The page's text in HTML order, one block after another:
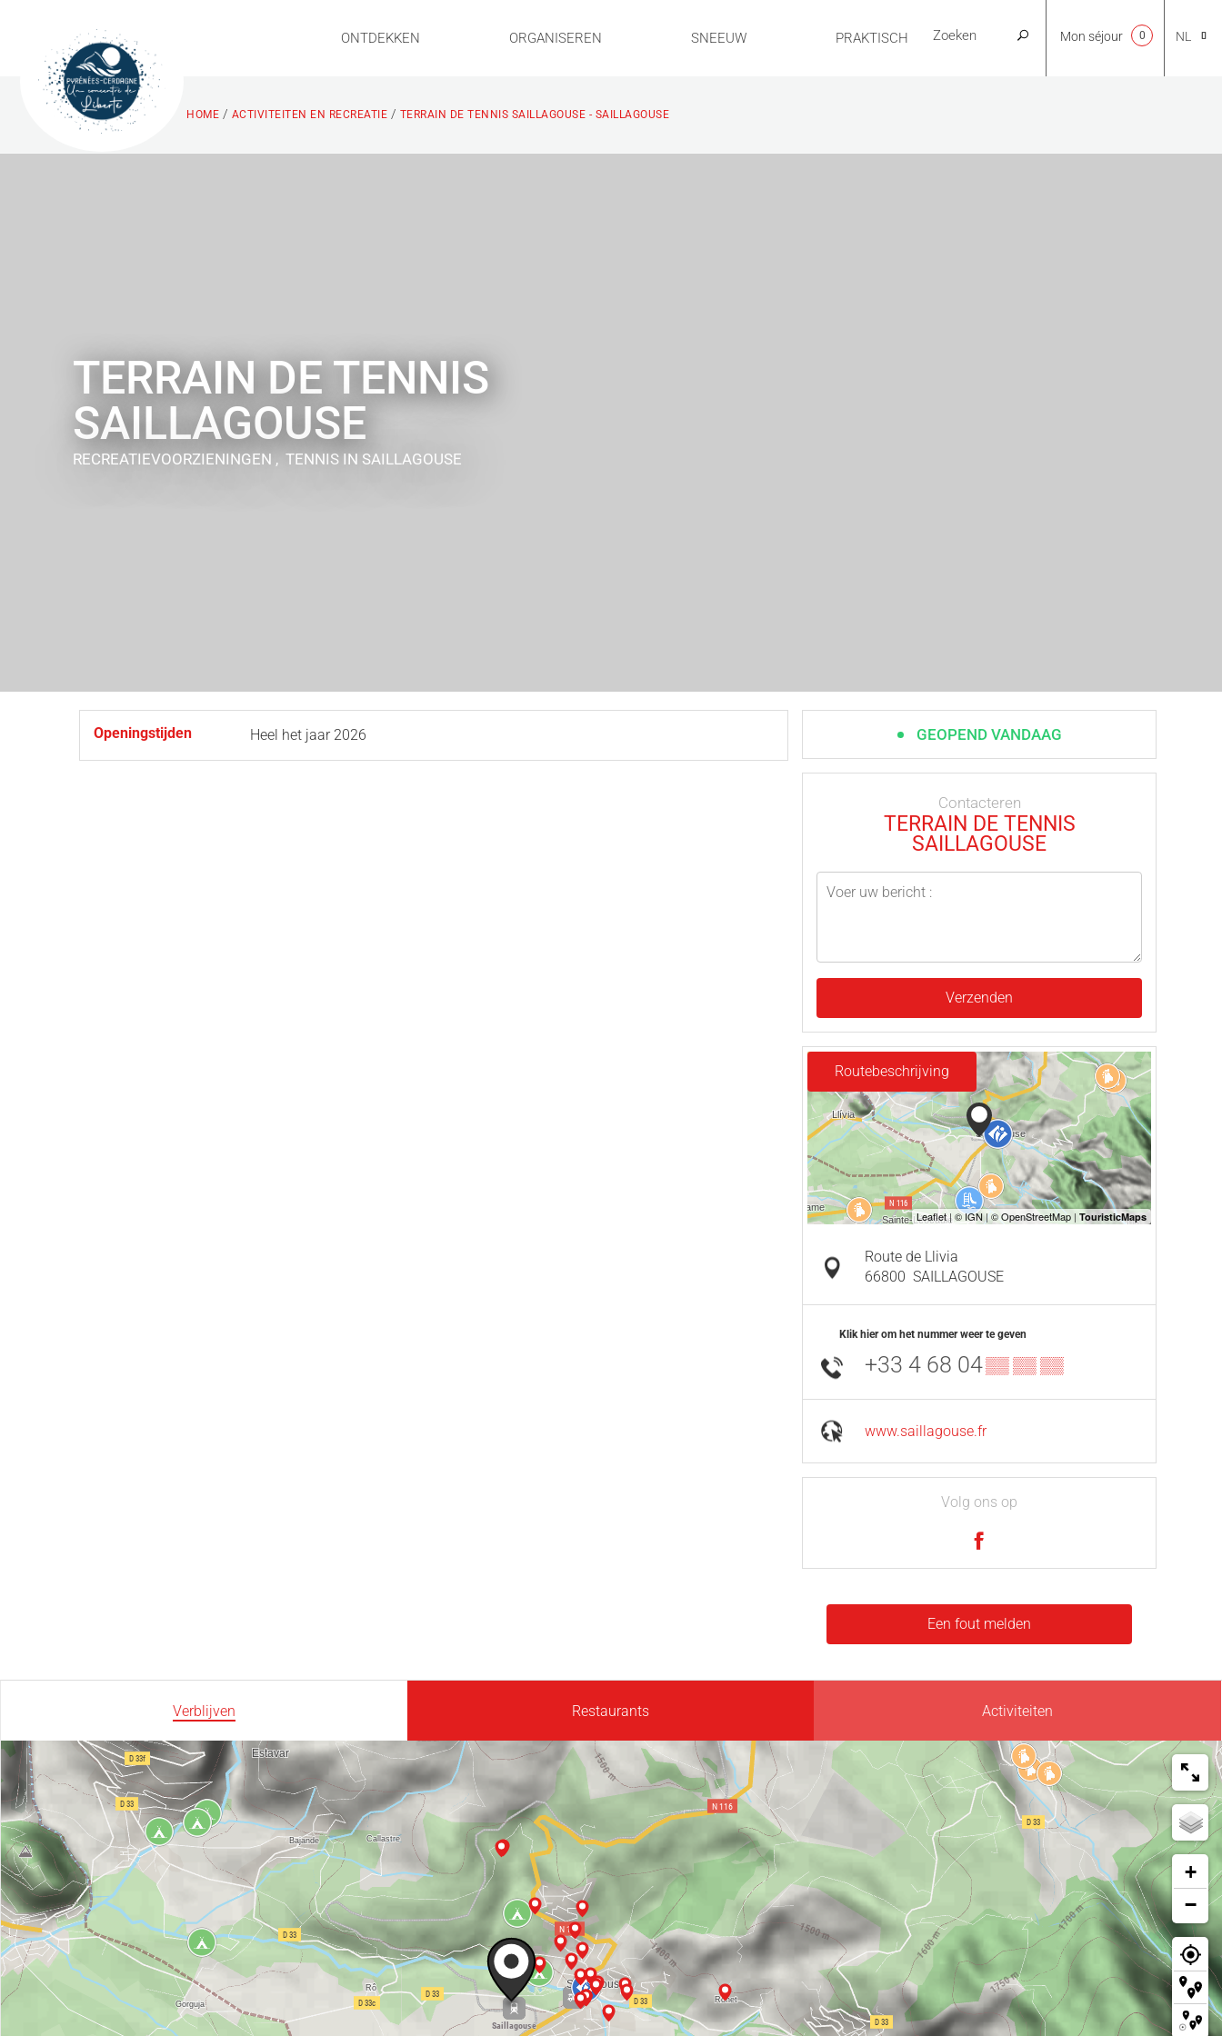
ONTDEKKEN ORGANISEREN SNEEUW PRAKTISCH NL
Mon séjour 0
HOME / ACTIVITEITEN EN RECREATIE / TERRAIN DE TENNIS SAILLAGOUSE - SAILLAGOUSE
TERRAIN DE TENNIS
SAILLAGOUSE
RECREATIEVOORZIENINGEN , TENNIS IN SAILLAGOUSE
Openingstijden Heel het jaar 2026 GEOPEND VANDAAG
Contacteren
TERRAIN DE TENNIS
SAILLAGOUSE
Verzenden
Routebeschrijving
Route de Llivia
66800 SAILLAGOUSE
Klik hier om het nummer weer te geven
+33 4 68 04▒▒ ▒▒ ▒▒
www.saillagouse.fr
Volg ons op
Een fout melden
Verblijven Restaurants Activiteiten
+
−